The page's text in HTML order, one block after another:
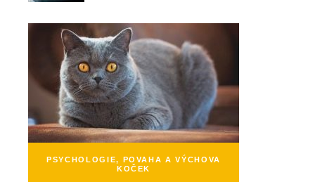
PSYCHOLOGIE, POVAHA A VÝCHOVA
KOČEK